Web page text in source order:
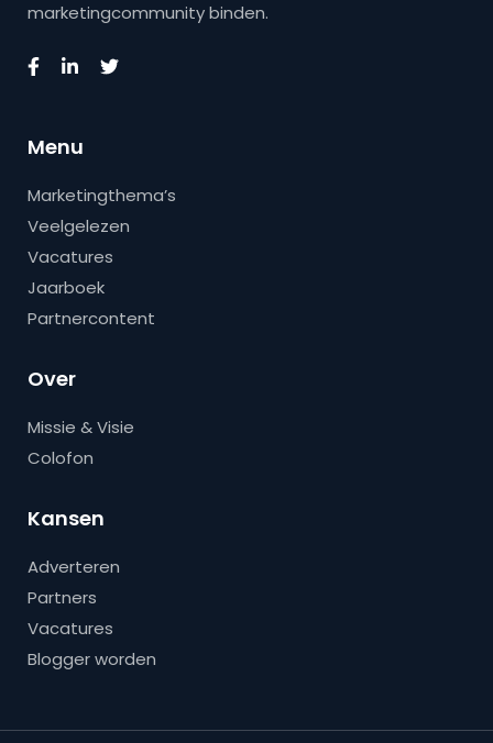
marketingcommunity binden.
Menu
Marketingthema’s
Veelgelezen
Vacatures
Jaarboek
Partnercontent
Over
Missie & Visie
Colofon
Kansen
Adverteren
Partners
Vacatures
Blogger worden